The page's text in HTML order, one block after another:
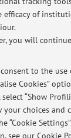
efficacy of
you will
to the
Cookies”
“Show
your choices and
“Cookie
see our Cookie
Latest news
luglio
ore 10,30-12
redazione di